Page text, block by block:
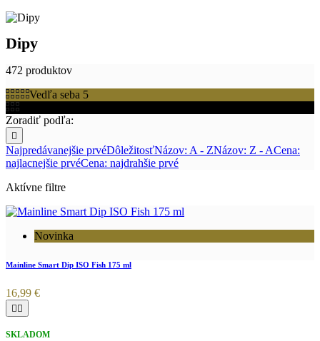
Dipy
472 produktov
Vedľa seba 5
Zoradiť podľa:

Najpredávanejšie prvéDôležitosťNázov: A - ZNázov: Z - ACena:
najlacnejšie prvéCena: najdrahšie prvé
Aktívne filtre
Novinka
Mainline Smart Dip ISO Fish 175 ml
16,99 €
 
SKLADOM